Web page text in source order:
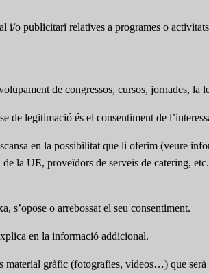
i/o publicitari relatives a programes o
de congressos, cursos, jornades,
de legitimació és el consentiment de
en la possibilitat que li oferim (veure
la UE, proveïdors de serveis de catering,
s’opose o arrebossat el seu consentiment.
en la informació addicional.
material gràfic (fotografies, vídeos…) que